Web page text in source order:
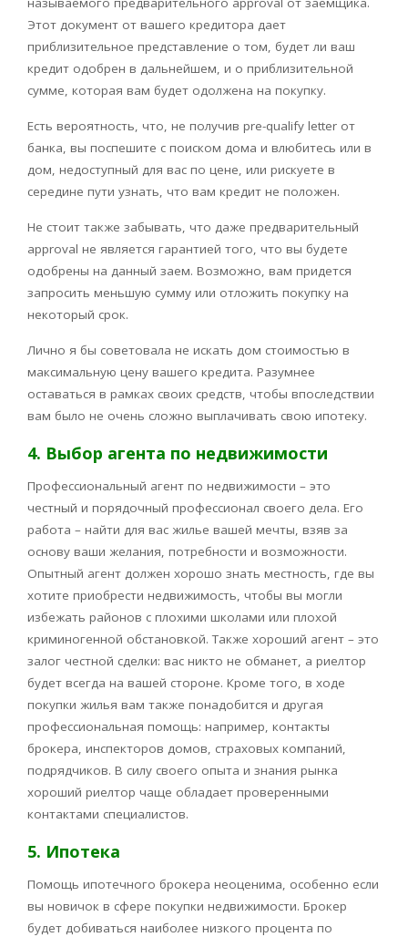
Этот документ от вашего кредитора дает
приблизительное представление о том, будет ли ваш
кредит одобрен в дальнейшем, и о приблизительной
сумме, которая вам будет одолжена на покупку.
Есть вероятность, что, не получив рre-qualify letter от
банка, вы поспешите с поиском дома и влюбитесь или в
дом, недоступный для вас по цене, или рискуете в
середине пути узнать, что вам кредит не положен.
Не стоит также забывать, что даже предварительный
approval не является гарантией того, что вы будете
одобрены на данный заем. Возможно, вам придется
запросить меньшую сумму или отложить покупку на
некоторый срок.
Лично я бы советовала не искать дом стоимостью в
максимальную цену вашего кредита. Разумнее
оставаться в рамках своих средств, чтобы впоследствии
вам было не очень сложно выплачивать свою ипотеку.
4. Выбор агента по недвижимости
Профессиональный агент по недвижимости – это
честный и порядочный профессионал своего дела. Его
работа – найти для вас жилье вашей мечты, взяв за
основу ваши желания, потребности и возможности.
Опытный агент должен хорошо знать местность, где вы
хотите приобрести недвижимость, чтобы вы могли
избежать районов с плохими школами или плохой
криминогенной обстановкой. Также хороший агент – это
залог честной сделки: вас никто не обманет, а риелтор
будет всегда на вашей стороне. Кроме того, в ходе
покупки жилья вам также понадобится и другая
профессиональная помощь: например, контакты
брокера, инспекторов домов, страховых компаний,
подрядчиков. В силу своего опыта и знания рынка
хороший риелтор чаще обладает проверенными
контактами специалистов.
5. Ипотека
Помощь ипотечного брокера неоценима, особенно если
вы новичок в сфере покупки недвижимости. Брокер
будет добиваться наиболее низкого процента по